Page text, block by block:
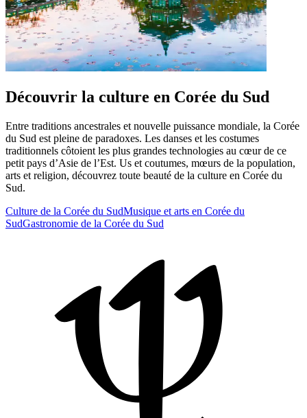
Découvrir la culture en Corée du Sud
Entre traditions ancestrales et nouvelle puissance mondiale, la Corée
du Sud est pleine de paradoxes. Les danses et les costumes
traditionnels côtoient les plus grandes technologies au cœur de ce
petit pays d’Asie de l’Est. Us et coutumes, mœurs de la population,
arts et religion, découvrez toute beauté de la culture en Corée du
Sud.
Culture de la Corée du SudMusique et arts en Corée du
SudGastronomie de la Corée du Sud